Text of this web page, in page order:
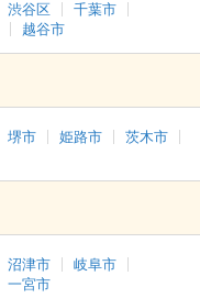
渋谷区
千葉市
越谷市
堺市 姫路市
茨木市
沼津市
岐阜市
一宮市